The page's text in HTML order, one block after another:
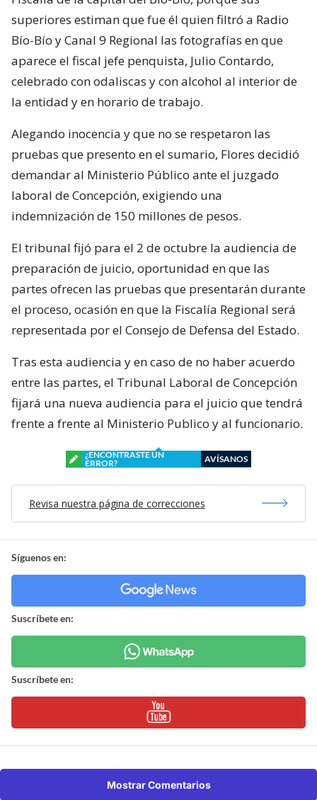
superiores estiman que fue él quien filtró a Radio
Bío-Bío y Canal 9 Regional las fotografías en que
aparece el fiscal jefe penquista, Julio Contardo,
celebrado con odaliscas y con alcohol al interior de
la entidad y en horario de trabajo.
Alegando inocencia y que no se respetaron las
pruebas que presento en el sumario, Flores decidió
demandar al Ministerio Público ante el juzgado
laboral de Concepción, exigiendo una
indemnización de 150 millones de pesos.
El tribunal fijó para el 2 de octubre la audiencia de
preparación de juicio, oportunidad en que las
partes ofrecen las pruebas que presentarán durante
el proceso, ocasión en que la Fiscalía Regional será
representada por el Consejo de Defensa del Estado.
Tras esta audiencia y en caso de no haber acuerdo
entre las partes, el Tribunal Laboral de Concepción
fijará una nueva audiencia para el juicio que tendrá
frente a frente al Ministerio Publico y al funcionario.
¿ENCONTRASTE UN
ERROR?
AVÍSANOS
Revisa nuestra página de correcciones
Síguenos en:
Suscríbete en:
Suscríbete en:
Mostrar Comentarios